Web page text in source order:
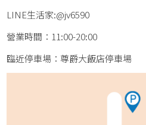
LINE生活家:@jv6590
營業時間：11:00-20:00
臨近停車場：尊爵大飯店停車場